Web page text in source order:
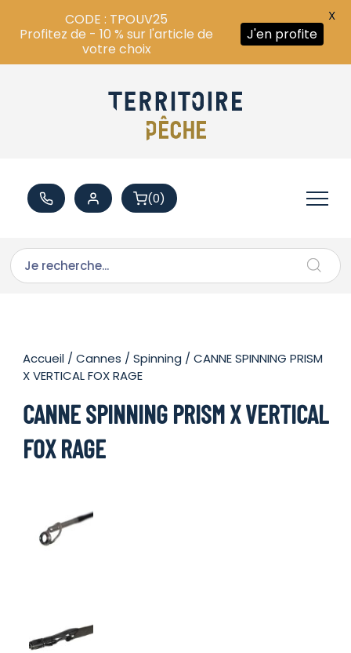
(0)
Accueil /Cannes /Spinning / CANNE SPINNING PRISM
X VERTICAL FOX RAGE
CANNE SPINNING PRISM X VERTICAL
FOX RAGE
CODE : TPOUV25
Profitez de - 10 % sur l'article de
votre choix
J'en profite
X